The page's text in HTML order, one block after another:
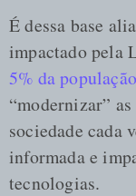
É dessa base
impactado pela
5% da população
“modernizar”
sociedade cada
informada e
tecnologias.